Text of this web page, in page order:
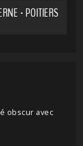
- POITIERS
obscur avec